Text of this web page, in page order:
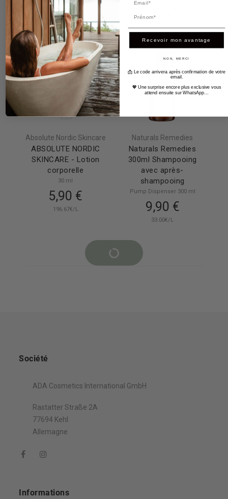
29.67€/L
-10%
Absolute Nordic Skincare
ABSOLUTE NORDIC
SKINCARE - Lotion
corporelle
30 ml
5,90 €
196.67€/L
Naturals Remedies
Naturals Remedies
300ml Shampooing
avec après-
shampooing
Pump Dispenser 300 ml
9,90 €
33.00€/L
Société
ADA Cosmetics International GmbH
Rastatter Straße 2A
77694 Kehl
Allemagne
Informations
Recevoir mon avantage
NON, MERCI
📩 Le code arrivera après confirmation de votre
email.
💖 Une surprise encore plus exclusive vous
attend ensuite sur WhatsApp…